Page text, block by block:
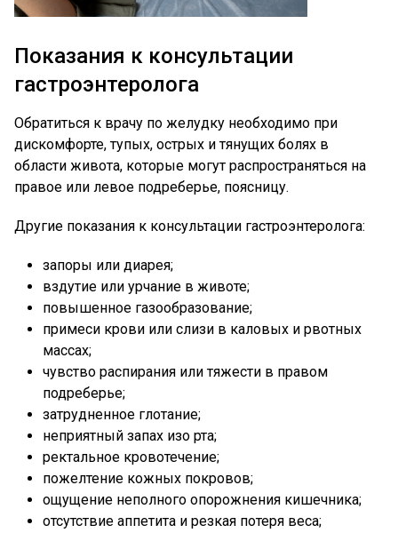
Показания к консультации
гастроэнтеролога
Обратиться к врачу по желудку необходимо при
дискомфорте, тупых, острых и тянущих болях в
области живота, которые могут распространяться на
правое или левое подреберье, поясницу.
Другие показания к консультации гастроэнтеролога:
запоры или диарея;
вздутие или урчание в животе;
повышенное газообразование;
примеси крови или слизи в каловых и рвотных
массах;
чувство распирания или тяжести в правом
подреберье;
затрудненное глотание;
неприятный запах изо рта;
ректальное кровотечение;
пожелтение кожных покровов;
ощущение неполного опорожнения кишечника;
отсутствие аппетита и резкая потеря веса;